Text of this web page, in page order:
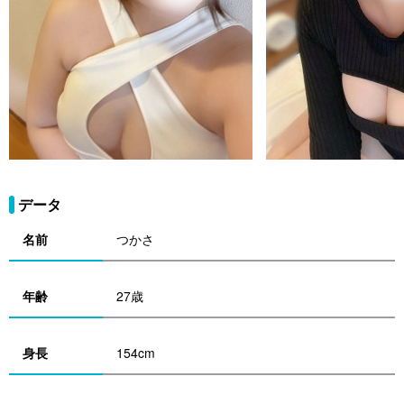
データ
名前 つかさ
年齢 27歳
身長 154cm